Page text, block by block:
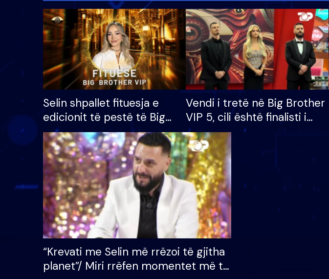
Selin shpallet fituesja e
edicionit të pestë të Big
Brother VIP, rrëmben
çmimin e madh prej 100
mijë eurosh
Vendi i tretë në Big Brother
VIP 5, cili është finalisti i
radhës që lë shtëpinë
“Krevati me Selin më rrëzoi të gjitha
planet”/ Miri rrëfen momentet më të